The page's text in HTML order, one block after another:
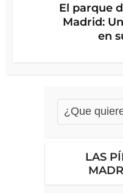
El parque
Madrid:
en
LAS